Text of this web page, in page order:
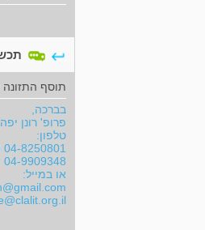
תוסף התזונה
בברכה,
פרופ' רונן
טלפון:
04-8250801 (מיכל לוי)
04-9909348
או במייל: